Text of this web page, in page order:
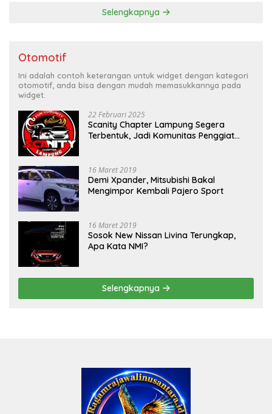
Selengkapnya
Otomotif
Ini adalah contoh keterangan untuk widget dengan kategori
otomotif, anda bisa dengan mudah memasukkannya pada
widget.
22 Februari 2025
Scanity Chapter Lampung Segera
Terbentuk, Jadi Komunitas Penggiat
16 Maret 2019
Demi Xpander, Mitsubishi Bakal
Mengimpor Kembali Pajero Sport
16 Maret 2019
Sosok New Nissan Livina Terungkap,
Apa Kata NMI?
Selengkapnya